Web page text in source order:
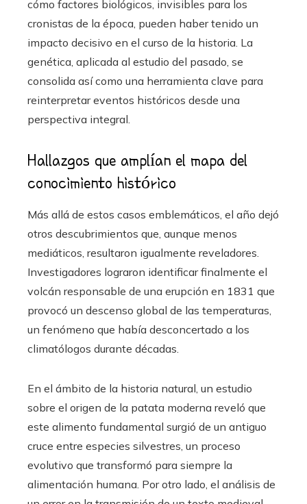
cómo factores biológicos, invisibles para los
cronistas de la época, pueden haber tenido un
impacto decisivo en el curso de la historia. La
genética, aplicada al estudio del pasado, se
consolida así como una herramienta clave para
reinterpretar eventos históricos desde una
perspectiva integral.
Hallazgos que amplían el mapa del
conocimiento histórico
Más allá de estos casos emblemáticos, el año dejó
otros descubrimientos que, aunque menos
mediáticos, resultaron igualmente reveladores.
Investigadores lograron identificar finalmente el
volcán responsable de una erupción en 1831 que
provocó un descenso global de las temperaturas,
un fenómeno que había desconcertado a los
climatólogos durante décadas.
En el ámbito de la historia natural, un estudio
sobre el origen de la patata moderna reveló que
este alimento fundamental surgió de un antiguo
cruce entre especies silvestres, un proceso
evolutivo que transformó para siempre la
alimentación humana. Por otro lado, el análisis de